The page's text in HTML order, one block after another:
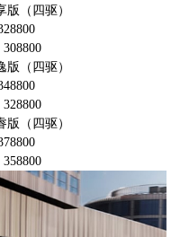
（四驱）
（四驱）
（四驱）